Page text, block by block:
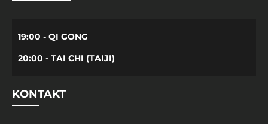
19:00 - QI GONG
20:00 - TAI CHI (TAIJI)
KONTAKT